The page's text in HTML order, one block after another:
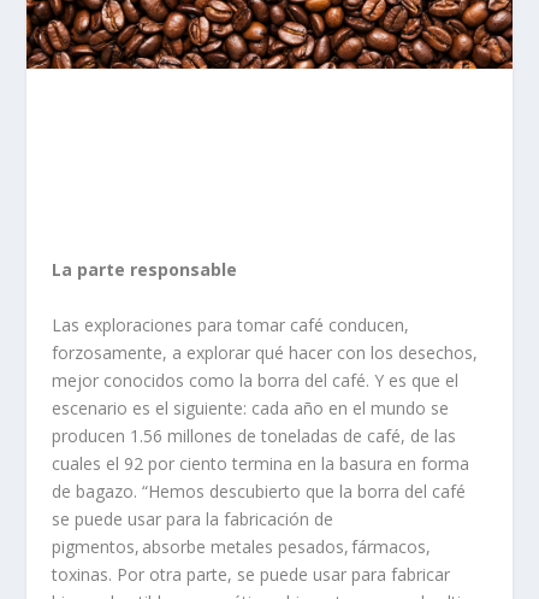
La parte responsable
Las exploraciones para tomar café conducen,
forzosamente, a explorar qué hacer con los desechos,
mejor conocidos como la borra del café. Y es que el
escenario es el siguiente: cada año en el mundo se
producen 1.56 millones de toneladas de café, de las
cuales el 92 por ciento termina en la basura en forma
de bagazo. “Hemos descubierto que la borra del café
se puede usar para la fabricación de
pigmentos, absorbe metales pesados, fármacos,
toxinas. Por otra parte, se puede usar para fabricar